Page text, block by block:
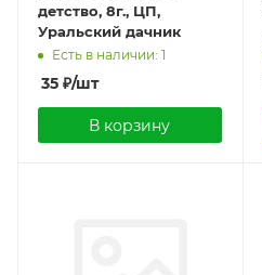
детство, 8г., ЦП,
Уральский дачник
Есть в наличии: 1
35 ₽/шт
В корзину